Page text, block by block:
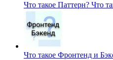
Что такое Паттерн? Что
Что такое Фронтенд и